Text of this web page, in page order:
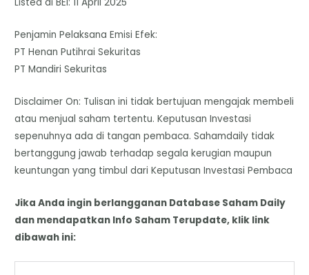
Listed di BEI: 11 April 2025
Penjamin Pelaksana Emisi Efek:
PT Henan Putihrai Sekuritas
PT Mandiri Sekuritas
Disclaimer On: Tulisan ini tidak bertujuan mengajak membeli
atau menjual saham tertentu. Keputusan Investasi
sepenuhnya ada di tangan pembaca. Sahamdaily tidak
bertanggung jawab terhadap segala kerugian maupun
keuntungan yang timbul dari Keputusan Investasi Pembaca
Jika Anda ingin berlangganan Database Saham Daily
dan mendapatkan Info Saham Terupdate, klik link
dibawah ini: